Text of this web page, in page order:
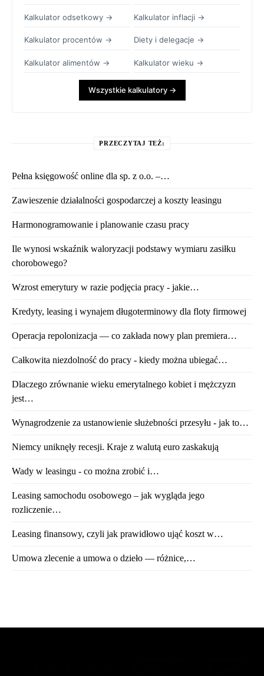
Kalkulator odsetkowy → Kalkulator inflacji →
Kalkulator procentów → Diety i delegacje →
Kalkulator alimentów → Kalkulator wieku →
Wszystkie kalkulatory →
PRZECZYTAJ TEŻ:
Pełna księgowość online dla sp. z o.o. –…
Zawieszenie działalności gospodarczej a koszty leasingu
Harmonogramowanie i planowanie czasu pracy
Ile wynosi wskaźnik waloryzacji podstawy wymiaru zasiłku
chorobowego?
Wzrost emerytury w razie podjęcia pracy - jakie…
Kredyty, leasing i wynajem długoterminowy dla floty firmowej
Operacja repolonizacja — co zakłada nowy plan premiera…
Całkowita niezdolność do pracy - kiedy można ubiegać…
Dlaczego zrównanie wieku emerytalnego kobiet i mężczyzn
jest…
Wynagrodzenie za ustanowienie służebności przesyłu - jak to…
Niemcy uniknęły recesji. Kraje z walutą euro zaskakują
Wady w leasingu - co można zrobić i…
Leasing samochodu osobowego – jak wygląda jego
rozliczenie…
Leasing finansowy, czyli jak prawidłowo ująć koszt w…
Umowa zlecenie a umowa o dzieło — różnice,…